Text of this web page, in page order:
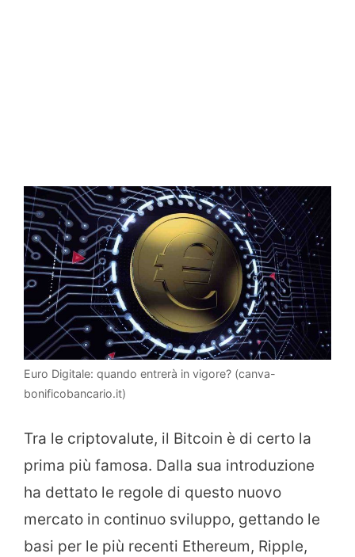
Euro Digitale: quando entrerà in vigore? (canva-
bonificobancario.it)
Tra le criptovalute, il Bitcoin è di certo la
prima più famosa. Dalla sua introduzione
ha dettato le regole di questo nuovo
mercato in continuo sviluppo, gettando le
basi per le più recenti Ethereum, Ripple,